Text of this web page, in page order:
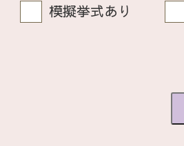
模擬挙式あり